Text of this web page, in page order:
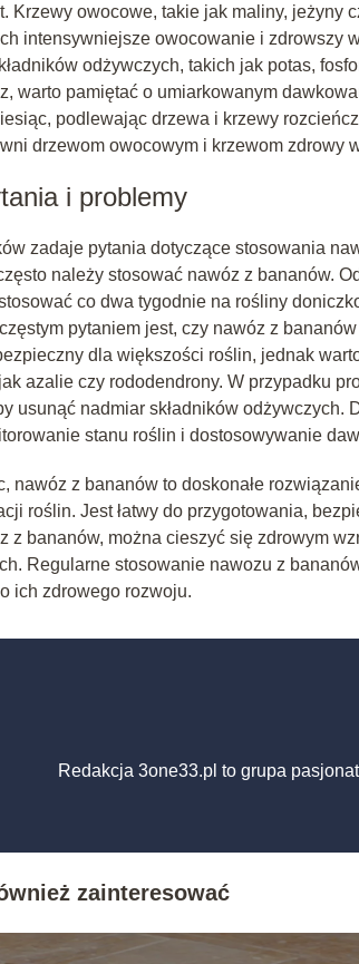
Krzewy owocowe, takie jak maliny, jeżyny
intensywniejsze owocowanie i zdrowszy
odżywczych, takich jak potas,
warto pamiętać o umiarkowanym
podlewając drzewa i krzewy
drzewom owocowym i krzewom zdrowy
i problemy
zadaje pytania dotyczące stosowania
należy stosować nawóz z bananów.
co dwa tygodnie na rośliny
pytaniem jest, czy nawóz z
dla większości roślin, jednak
azalie czy rododendrony. W przypadku
usunąć nadmiar składników
stanu roślin i dostosowywanie
nawóz z bananów to doskonałe
roślin. Jest łatwy do przygotowania,
z bananów, można cieszyć się zdrowym
Regularne stosowanie nawozu z
ich zdrowego rozwoju.
Redakcja 3one33.pl to grupa
zainteresować